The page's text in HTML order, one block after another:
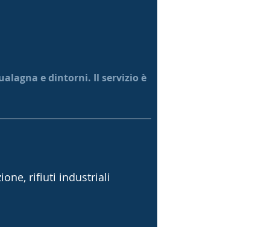
e dintorni. Il servizio è
rifiuti industriali